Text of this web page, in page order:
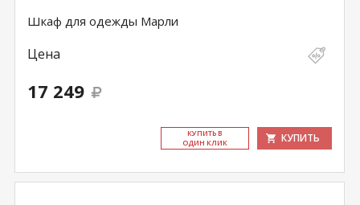
Шкаф для одежды Марли
Цена
17 249
КУ­ПИТЬ В
ОДИН КЛИК
КУПИТЬ